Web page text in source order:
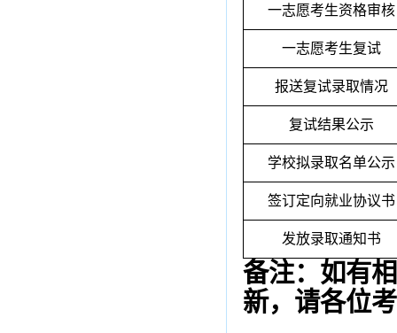
一志愿考生资格审核
一志愿考生复试
报送复试录取情况
复试结果公示
学校拟录取名单公示
签订定向就业协议书
发放录取通知书
备注：如有
新，请各位